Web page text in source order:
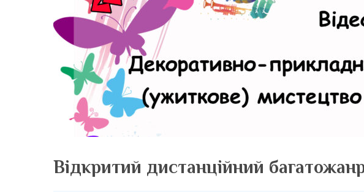
Відкритий дистанційний